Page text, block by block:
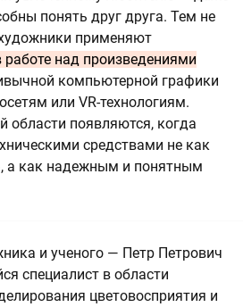
понять друг друга. Тем не
применяют
над произведениями
компьютерной графики
или VR-технологиям.
области появляются, когда
средствами не как
а как надежным и понятным
и ученого — Петр Петрович
специалист в области
цветовосприятия и